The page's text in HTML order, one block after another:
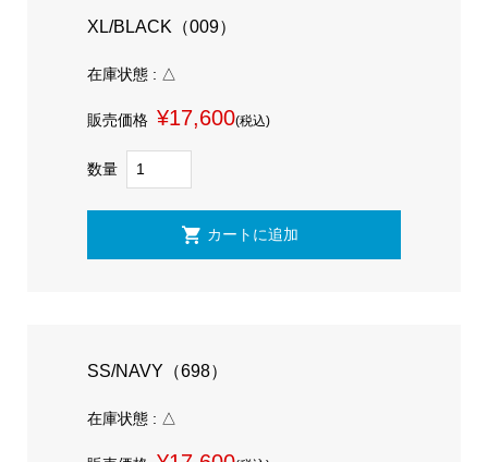
XL/BLACK（009）
在庫状態 : △
販売価格 ¥17,600(税込)
数量
SS/NAVY（698）
在庫状態 : △